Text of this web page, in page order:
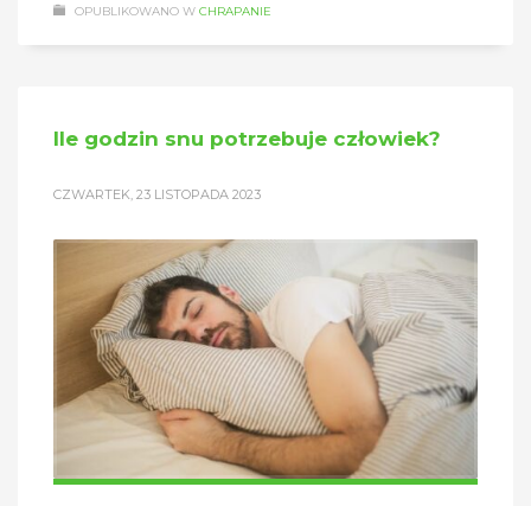
OPUBLIKOWANO W CHRAPANIE
Ile godzin snu potrzebuje człowiek?
CZWARTEK, 23 LISTOPADA 2023